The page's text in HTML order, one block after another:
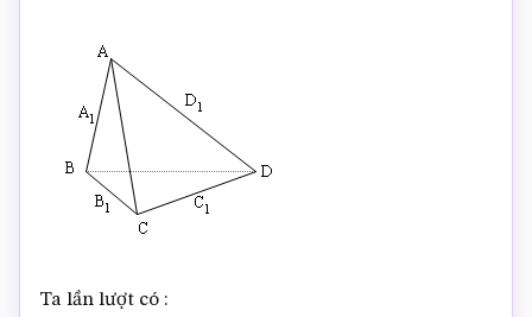
Ta lần lượt có :